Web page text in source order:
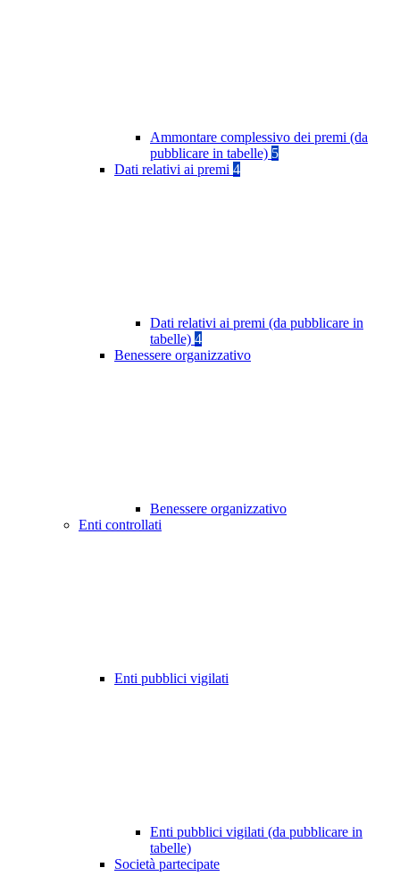
Ammontare complessivo dei premi (da
pubblicare in tabelle) 5
Dati relativi ai premi 4
Dati relativi ai premi (da pubblicare in
tabelle) 4
Benessere organizzativo
Benessere organizzativo
Enti controllati
Enti pubblici vigilati
Enti pubblici vigilati (da pubblicare in
tabelle)
Società partecipate